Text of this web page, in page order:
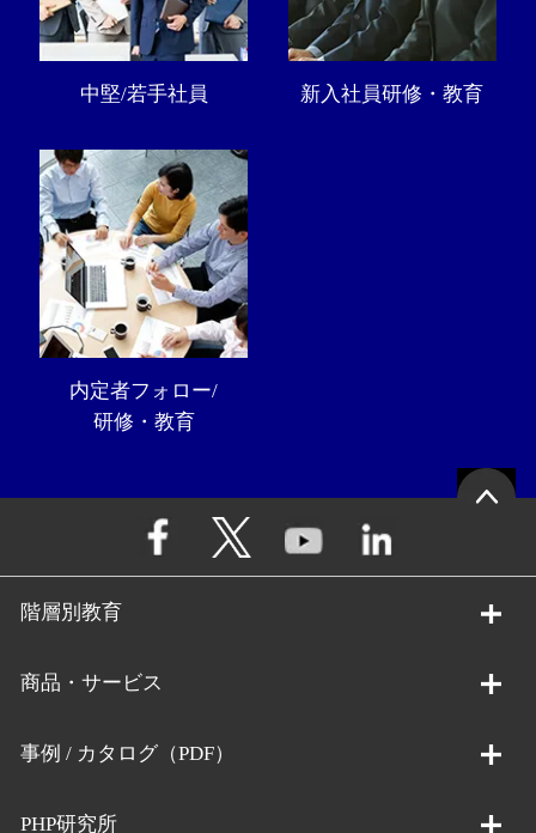
中堅/若手社員 新入社員研修・教育
内定者フォロー/
研修・教育
階層別教育
商品・サービス
事例 / カタログ（PDF）
PHP研究所